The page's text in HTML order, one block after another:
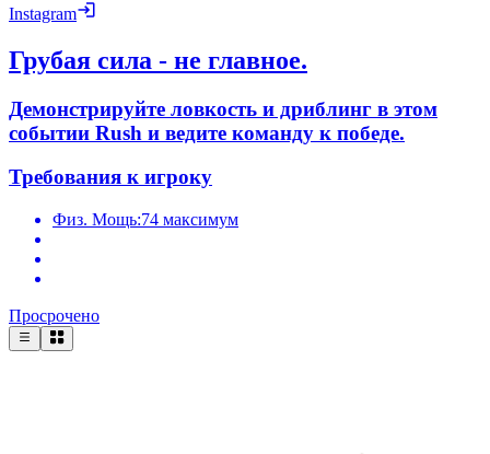
Instagram
Грубая сила - не главное.
Демонстрируйте ловкость и дриблинг в этом
событии Rush и ведите команду к победе.
Требования к игроку
Физ. Мощь:74 максимум
Просрочено